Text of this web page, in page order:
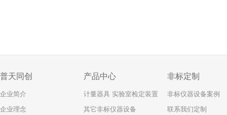
普天同创
企业简介
企业理念
产品中心
计量器具 实验室检定装置
其它非标仪器设备
非标定制
非标仪器设备案例
联系我们定制